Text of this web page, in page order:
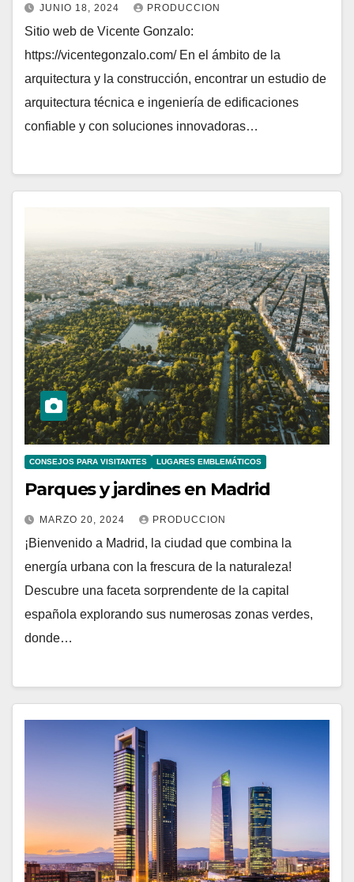
JUNIO 18, 2024 PRODUCCION
Sitio web de Vicente Gonzalo:
https://vicentegonzalo.com/ En el ámbito de la
arquitectura y la construcción, encontrar un estudio de
arquitectura técnica e ingeniería de edificaciones
confiable y con soluciones innovadoras…
CONSEJOS PARA VISITANTES LUGARES EMBLEMÁTICOS
Parques y jardines en Madrid
MARZO 20, 2024 PRODUCCION
¡Bienvenido a Madrid, la ciudad que combina la
energía urbana con la frescura de la naturaleza!
Descubre una faceta sorprendente de la capital
española explorando sus numerosas zonas verdes,
donde…